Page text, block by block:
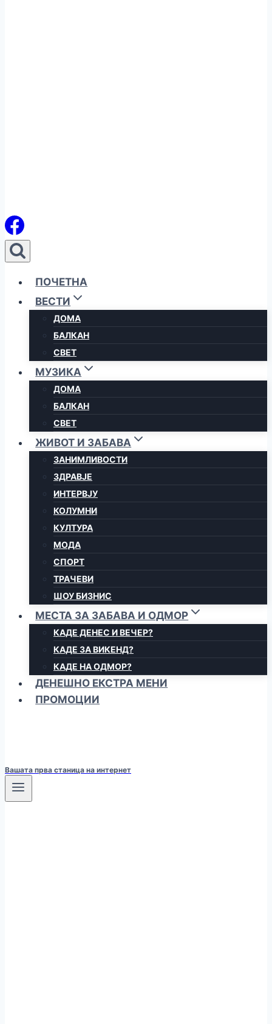
ПОЧЕТНА
ВЕСТИ
ДОМА
БАЛКАН
СВЕТ
МУЗИКА
ДОМА
БАЛКАН
СВЕТ
ЖИВОТ И ЗАБАВА
ЗАНИМЛИВОСТИ
ЗДРАВЈЕ
ИНТЕРВЈУ
КОЛУМНИ
КУЛТУРА
МОДА
СПОРТ
ТРАЧЕВИ
ШОУ БИЗНИС
МЕСТА ЗА ЗАБАВА И ОДМОР
КАДЕ ДЕНЕС И ВЕЧЕР?
КАДЕ ЗА ВИКЕНД?
КАДЕ НА ОДМОР?
ДЕНЕШНО ЕКСТРА МЕНИ
ПРОМОЦИИ
Вашата прва станица на интернет